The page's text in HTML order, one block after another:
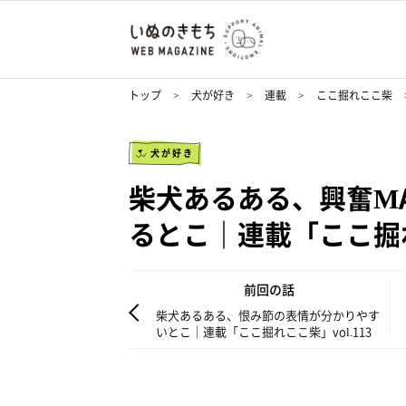
トップ 犬が好き 連載 ここ掘れここ柴
犬が好き
柴犬あるある、興奮
るとこ｜連載「ここ
前回の話
柴犬あるある、恨み節の表情が分かりやす
いとこ｜連載「ここ掘れここ柴」vol.113